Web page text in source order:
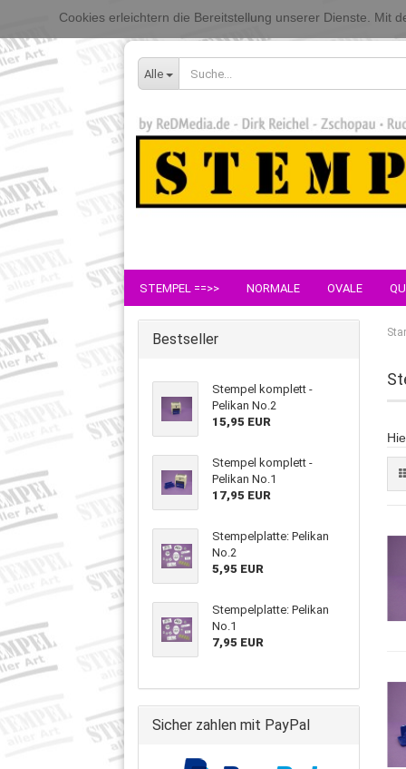
Alle
Cookies erleichtern die Bereitstellung unserer Dienste. Mit
STEMPEL ==>> NORMALE OVALE
Bestseller
Stempel komplett -
Pelikan No.2
15,95 EUR
Stempel komplett -
Pelikan No.1
17,95 EUR
Stempelplatte: Pelikan
No.2
5,95 EUR
Stempelplatte: Pelikan
No.1
7,95 EUR
Sicher zahlen mit PayPal